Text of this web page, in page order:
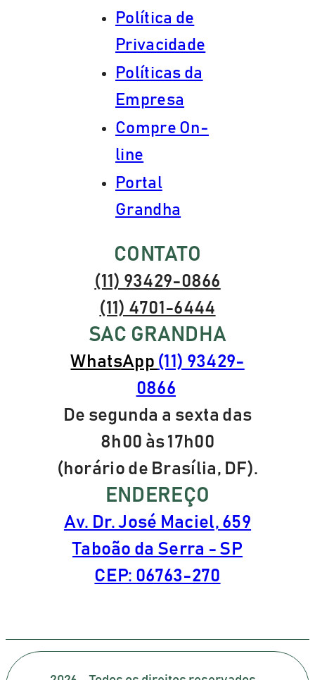
Política de
Privacidade
Políticas da
Empresa
Compre On-
line
Portal
Grandha
CONTATO
(11) 93429-0866
(11) 4701-6444
SAC GRANDHA
WhatsApp (11) 93429-
0866
De segunda a sexta das
8h00 às 17h00
(horário de Brasília, DF).
ENDEREÇO
Av. Dr. José Maciel, 659
Taboão da Serra - SP
CEP: 06763-270